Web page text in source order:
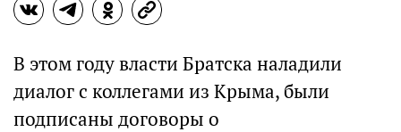
В этом году власти Братска наладили
диалог с коллегами из Крыма, были
подписаны договоры о